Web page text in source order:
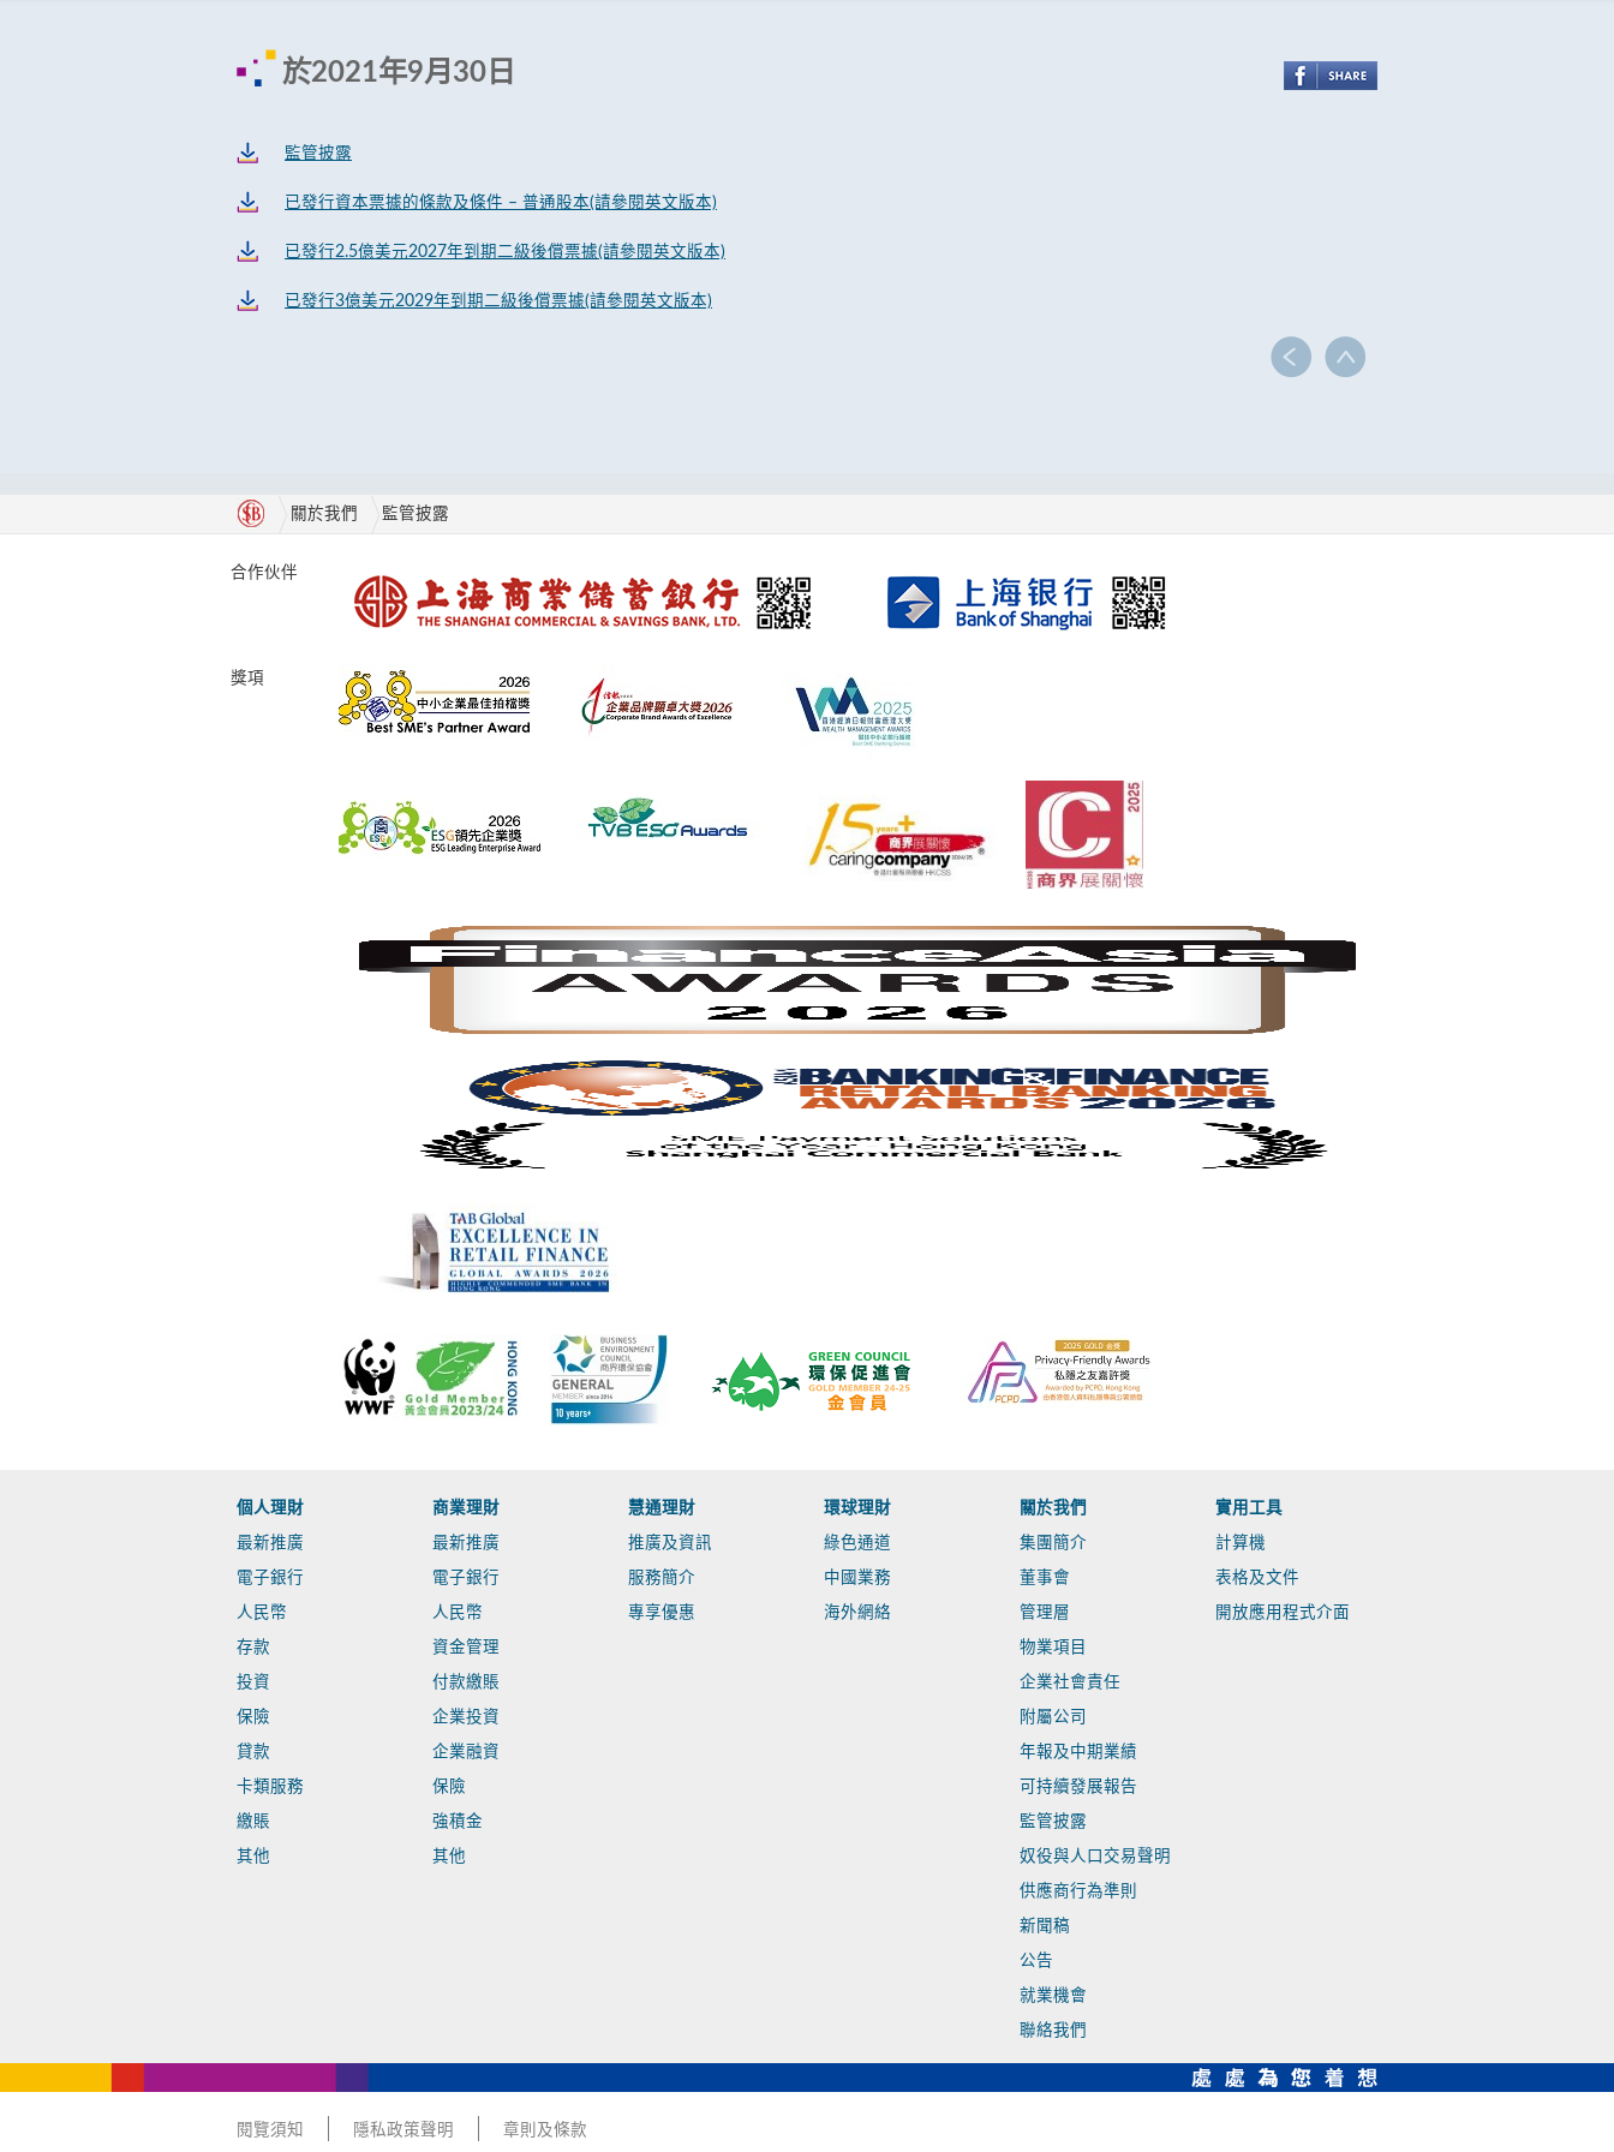
於2021年9月30日
監管披露
已發行資本票據的條款及條件 – 普通股本(請參閱英文版本)
已發行2.5億美元2027年到期二級後償票據(請參閱英文版本)
已發行3億美元2029年到期二級後償票據(請參閱英文版本)
關於我們 監管披露
合作伙伴
獎項
個人理財
最新推廣
電子銀行
人民幣
存款
投資
保險
貸款
卡類服務
繳賬
其他
商業理財
最新推廣
電子銀行
人民幣
資金管理
付款繳賬
企業投資
企業融資
保險
強積金
其他
慧通理財
推廣及資訊
服務簡介
專享優惠
環球理財
綠色通道
中國業務
海外網絡
關於我們
集團簡介
董事會
管理層
物業項目
企業社會責任
附屬公司
年報及中期業績
可持續發展報告
監管披露
奴役與人口交易聲明
供應商行為準則
新聞稿
公告
就業機會
聯絡我們
實用工具
計算機
表格及文件
開放應用程式介面
閱覽須知 隱私政策聲明 章則及條款